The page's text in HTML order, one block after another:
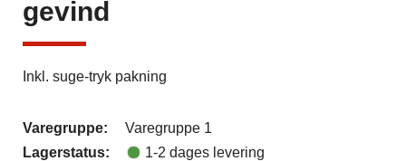
gevind
Inkl. suge-tryk pakning
Varegruppe:
Varegruppe 1
Lagerstatus:
1-2 dages levering